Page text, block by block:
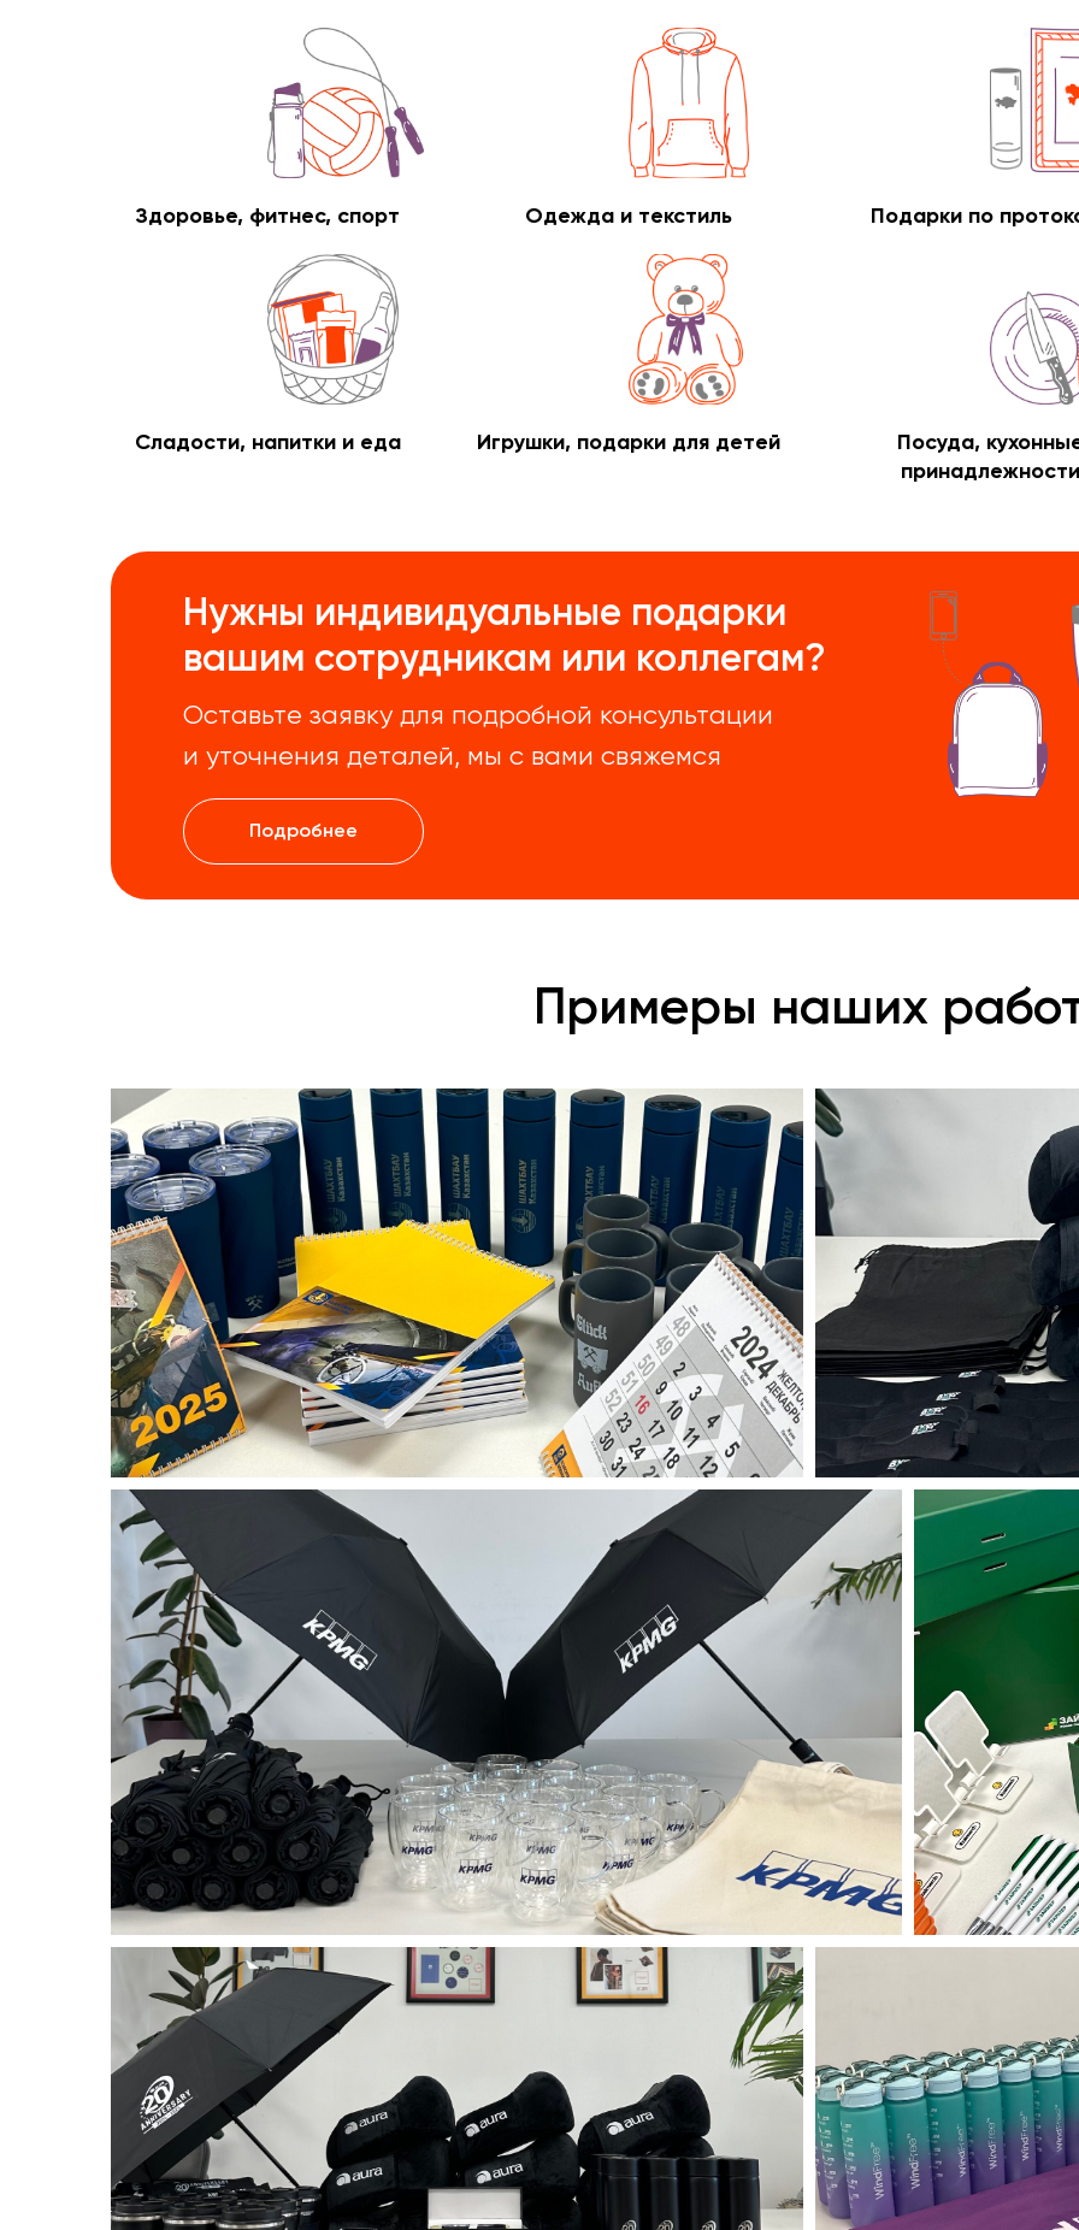
Здоровье, фитнес, спорт Одежда и текстиль Подарки по
Сладости, напитки и еда Игрушки, подарки для детей
Посуда,
принадлежности
Нужны индивидуальные подарки
вашим сотрудникам или коллегам?
Подробнее
Оставьте заявку для подробной консультации
и уточнения деталей, мы с вами свяжемся
Примеры наших